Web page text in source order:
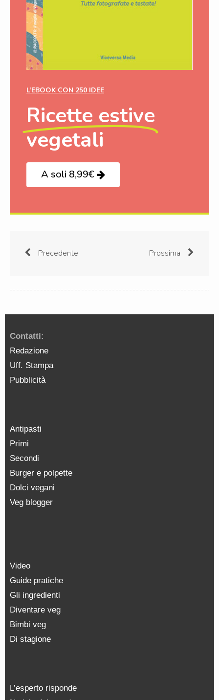
L’EBOOK CON 250 IDEE
Ricette estive
vegetali
A soli 8,99€
Precedente Prossima
Contatti:
Redazione
Uff. Stampa
Pubblicità
Antipasti
Primi
Secondi
Burger e polpette
Dolci vegani
Veg blogger
Video
Guide pratiche
Gli ingredienti
Diventare veg
Bimbi veg
Di stagione
L’esperto risponde